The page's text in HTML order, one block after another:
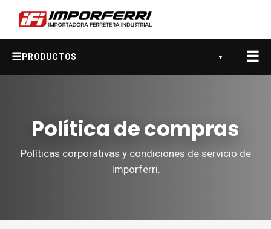
☰ PRODUCTOS ▼ ☰
Política de compras
Políticas corporativas y condiciones de servicio de
Imporferri.